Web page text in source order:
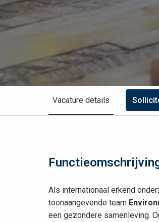
Vacature details
Als internationaal erkend
toonaangevende team
een gezondere samenleving.